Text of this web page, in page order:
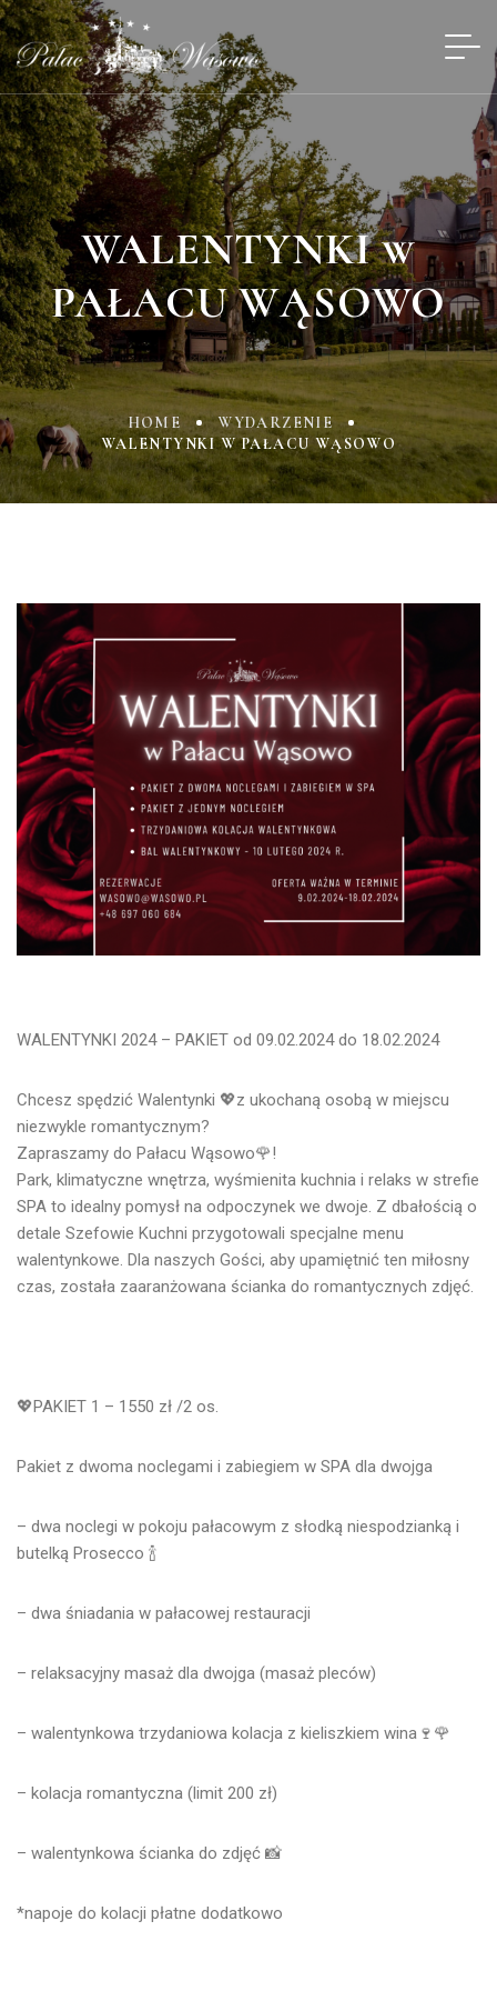
WALENTYNKI w
PAŁACU WĄSOWO
HOME
WYDARZENIE
WALENTYNKI W PAŁACU WĄSOWO
WALENTYNKI 2024 – PAKIET od 09.02.2024 do 18.02.2024
Chcesz spędzić Walentynki 💖z ukochaną osobą w miejscu
niezwykle romantycznym?
Zapraszamy do Pałacu Wąsowo🌹!
Park, klimatyczne wnętrza, wyśmienita kuchnia i relaks w strefie
SPA to idealny pomysł na odpoczynek we dwoje. Z dbałością o
detale Szefowie Kuchni przygotowali specjalne menu
walentynkowe. Dla naszych Gości, aby upamiętnić ten miłosny
czas, została zaaranżowana ścianka do romantycznych zdjęć.
💖PAKIET 1 – 1550 zł /2 os.
Pakiet z dwoma noclegami i zabiegiem w SPA dla dwojga
– dwa noclegi w pokoju pałacowym z słodką niespodzianką i
butelką Prosecco 🍾
– dwa śniadania w pałacowej restauracji
– relaksacyjny masaż dla dwojga (masaż pleców)
– walentynkowa trzydaniowa kolacja z kieliszkiem wina🍷🌹
– kolacja romantyczna (limit 200 zł)
– walentynkowa ścianka do zdjęć 📸
*napoje do kolacji płatne dodatkowo